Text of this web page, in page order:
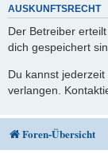
AUSKUNFTSRECHT
Der Betreiber
dich gespeichert
Du kannst
verlangen.
Foren-Übersicht